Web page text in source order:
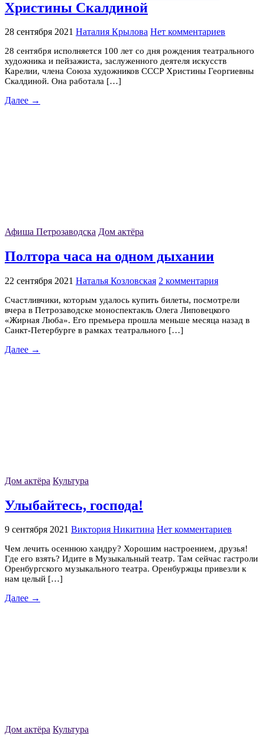
Христины Скалдиной
28 сентября 2021 Наталия Крылова Нет комментариев
28 сентября исполняется 100 лет со дня рождения театрального
художника и пейзажиста, заслуженного деятеля искусств
Карелии, члена Союза художников СССР Христины Георгиевны
Скалдиной. Она работала […]
Далее →
Афиша Петрозаводска Дом актёра
Полтора часа на одном дыхании
22 сентября 2021 Наталья Козловская 2 комментария
Счастливчики, которым удалось купить билеты, посмотрели
вчера в Петрозаводске моноспектакль Олега Липовецкого
«Жирная Люба». Его премьера прошла меньше месяца назад в
Санкт-Петербурге в рамках театрального […]
Далее →
Дом актёра Культура
Улыбайтесь, господа!
9 сентября 2021 Виктория Никитина Нет комментариев
Чем лечить осеннюю хандру? Хорошим настроением, друзья!
Где его взять? Идите в Музыкальный театр. Там сейчас гастроли
Оренбургского музыкального театра. Оренбуржцы привезли к
нам целый […]
Далее →
Дом актёра Культура